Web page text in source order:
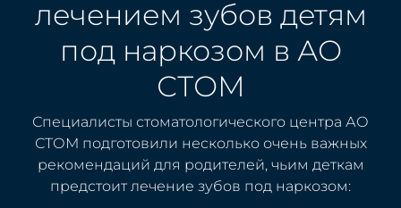
лечением зубов детям
под наркозом в АО
СТОМ
Специалисты стоматологического центра АО
СТОМ подготовили несколько очень важных
рекомендаций для родителей, чьим деткам
предстоит лечение зубов под наркозом: